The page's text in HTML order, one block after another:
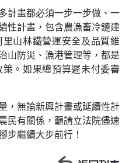
計畫都必須一步一步做、一
性計畫，包含農漁畜冷鏈建
山林鐵營運安全及品質維
山防災、漁港管理等，都是
。如果總預算遲未付委審
，無論新興計畫或延續性計
民有關係，籲請立法院儘速
步繼續大步前行！